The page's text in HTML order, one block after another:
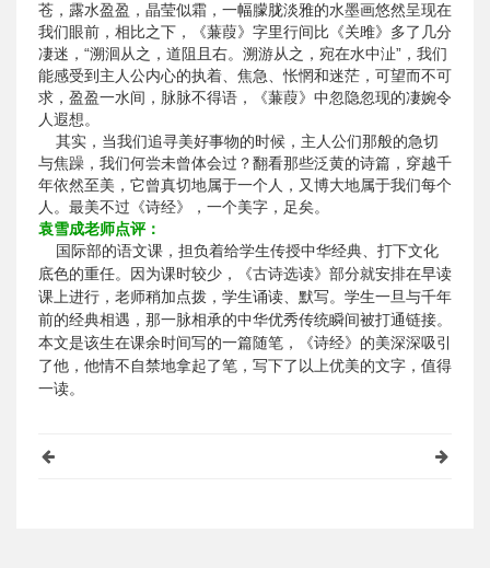
苍，露水盈盈，晶莹似霜，一幅朦胧淡雅的水墨画悠然呈现在
我们眼前，相比之下，《蒹葭》字里行间比《关雎》多了几分
凄迷，“溯洄从之，道阻且右。溯游从之，宛在水中沚”，我们
能感受到主人公内心的执着、焦急、怅惘和迷茫，可望而不可
求，盈盈一水间，脉脉不得语，《蒹葭》中忽隐忽现的凄婉令
人遐想。
其实，当我们追寻美好事物的时候，主人公们那般的急切
与焦躁，我们何尝未曾体会过？翻看那些泛黄的诗篇，穿越千
年依然至美，它曾真切地属于一个人，又博大地属于我们每个
人。最美不过《诗经》，一个美字，足矣。
袁雪成老师点评：
国际部的语文课，担负着给学生传授中华经典、打下文化
底色的重任。因为课时较少，《古诗选读》部分就安排在早读
课上进行，老师稍加点拨，学生诵读、默写。学生一旦与千年
前的经典相遇，那一脉相承的中华优秀传统瞬间被打通链接。
本文是该生在课余时间写的一篇随笔，《诗经》的美深深吸引
了他，他情不自禁地拿起了笔，写下了以上优美的文字，值得
一读。